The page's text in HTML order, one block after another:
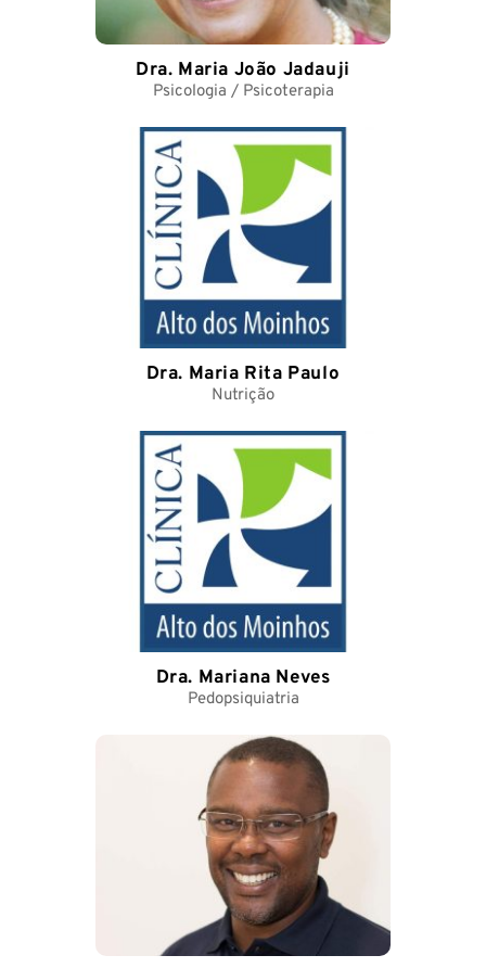
Dra. Maria João Jadauji
Psicologia / Psicoterapia
Dra. Maria Rita Paulo
Nutrição
Dra. Mariana Neves
Pedopsiquiatria